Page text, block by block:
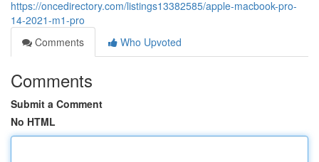
https://oncedirectory.com/listings13382585/apple-macbook-pro-
14-2021-m1-pro
Comments
Who Upvoted
Comments
Submit a Comment
No HTML